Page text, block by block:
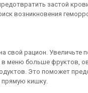
застой
возникновения
свой рацион. Увеличьте
в меню больше фруктов,
Это поможет
прямую кишку.